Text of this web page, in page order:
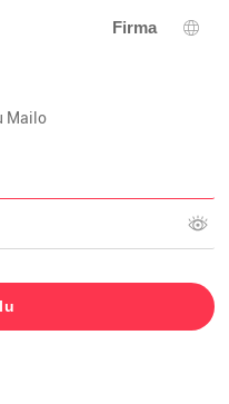
Firma
Mailo